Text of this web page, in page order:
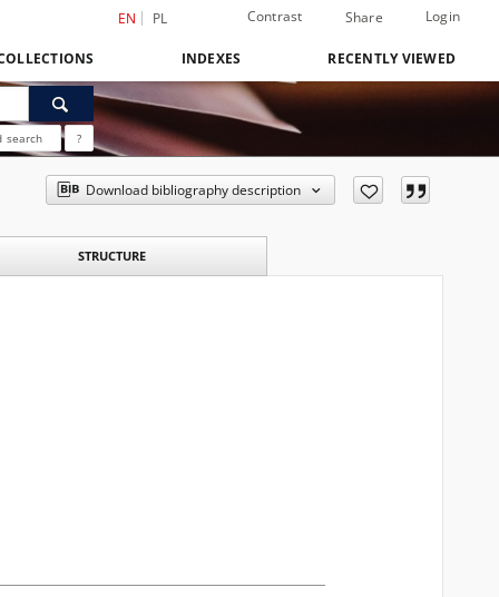
EN PL Contrast Share Login
INDEXES RECENTLY VIEWED
search ?
Download bibliography description
STRUCTURE